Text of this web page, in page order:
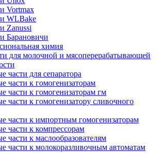
Vortmax
WLBake
Zanussi
Барановичи
химия
для молочной и мясоперерабатывающей
части для сепаратора
части к гомогенизаторам
части к гомогенизаторам гм
части к гомогенизатору сливочного
части к импортным гомогенизаторам
части к компрессорам
части к маслообразователям
части к молокоразливочным автоматам